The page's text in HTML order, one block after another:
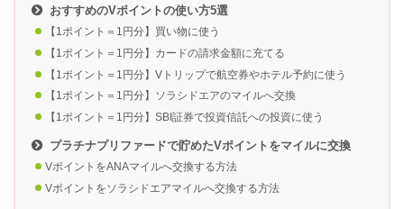
おすすめのVポイントの使い方5選
【1ポイント＝1円分】買い物に使う
【1ポイント＝1円分】カードの請求金額に充てる
【1ポイント＝1円分】Vトリップで航空券やホテル予約に使う
【1ポイント＝1円分】ソラシドエアのマイルへ交換
【1ポイント＝1円分】SBI証券で投資信託への投資に使う
プラチナプリファードで貯めたVポイントをマイルに交換
VポイントをANAマイルへ交換する方法
Vポイントをソラシドエアマイルへ交換する方法